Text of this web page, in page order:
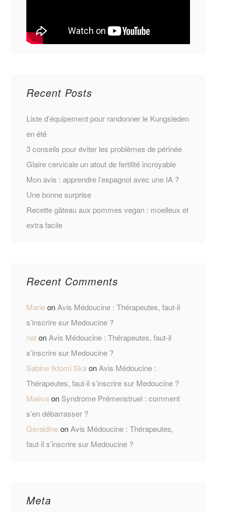
Recent Posts
Liste d’équipement pour randonner le Kungsleden
en été
3 conseils pour éviter les problèmes de périnée
Glaire cervicale un atout de fertilité incroyable
Mon avis : apprendre l’espagnol avec une IA ?
Une bonne surprise
Recette gâteau aux pommes vegan : moelleux et
extra facile
Recent Comments
MarieonAvis Médoucine : Thérapeutes, faut-il
s’inscrire sur Medoucine ?
natonAvis Médoucine : Thérapeutes, faut-il
s’inscrire sur Medoucine ?
Sabine Iktomi SkaonAvis Médoucine :
Thérapeutes, faut-il s’inscrire sur Medoucine ?
Maëvaon Syndrome Prémenstruel : comment
s’en débarrasser ?
GeraldineonAvis Médoucine : Thérapeutes,
faut-il s’inscrire sur Medoucine ?
Meta